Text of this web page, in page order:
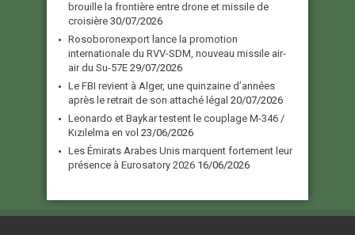
brouille la frontière entre drone et missile de
croisière 30/07/2026
Rosoboronexport lance la promotion
internationale du RVV-SDM, nouveau missile air-
air du Su-57E 29/07/2026
Le FBI revient à Alger, une quinzaine d’années
après le retrait de son attaché légal 20/07/2026
Leonardo et Baykar testent le couplage M-346 /
Kızılelma en vol 23/06/2026
Les Émirats Arabes Unis marquent fortement leur
présence à Eurosatory 2026 16/06/2026